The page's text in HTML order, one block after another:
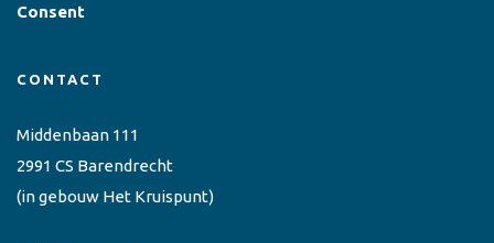
Consent
CONTACT
Middenbaan 111
2991 CS Barendrecht
(in gebouw Het Kruispunt)